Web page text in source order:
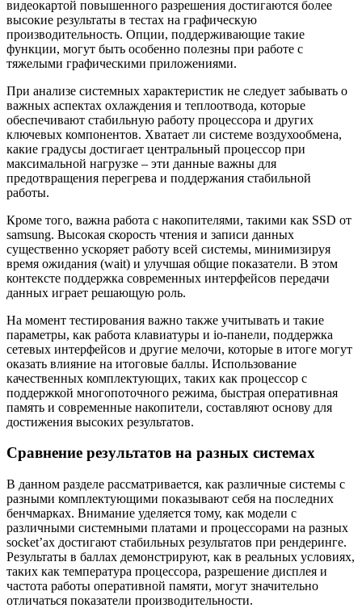
видеокартой повышенного разрешения достигаются более
высокие результаты в тестах на графическую
производительность. Опции, поддерживающие такие
функции, могут быть особенно полезны при работе с
тяжелыми графическими приложениями.
При анализе системных характеристик не следует забывать о
важных аспектах охлаждения и теплоотвода, которые
обеспечивают стабильную работу процессора и других
ключевых компонентов. Хватает ли системе воздухообмена,
какие градусы достигает центральный процессор при
максимальной нагрузке – эти данные важны для
предотвращения перегрева и поддержания стабильной
работы.
Кроме того, важна работа с накопителями, такими как SSD от
samsung. Высокая скорость чтения и записи данных
существенно ускоряет работу всей системы, минимизируя
время ожидания (wait) и улучшая общие показатели. В этом
контексте поддержка современных интерфейсов передачи
данных играет решающую роль.
На момент тестирования важно также учитывать и такие
параметры, как работа клавиатуры и io-панели, поддержка
сетевых интерфейсов и другие мелочи, которые в итоге могут
оказать влияние на итоговые баллы. Использование
качественных комплектующих, таких как процессор с
поддержкой многопоточного режима, быстрая оперативная
память и современные накопители, составляют основу для
достижения высоких результатов.
Сравнение результатов на разных системах
В данном разделе рассматривается, как различные системы с
разными комплектующими показывают себя на последних
бенчмарках. Внимание уделяется тому, как модели с
различными системными платами и процессорами на разных
socket’ах достигают стабильных результатов при рендеринге.
Результаты в баллах демонстрируют, как в реальных условиях,
таких как температура процессора, разрешение дисплея и
частота работы оперативной памяти, могут значительно
отличаться показатели производительности.